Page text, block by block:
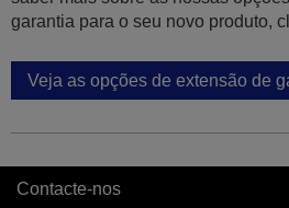
garantia para o seu novo produto,
Veja as opções de extensão de
Contacte-nos